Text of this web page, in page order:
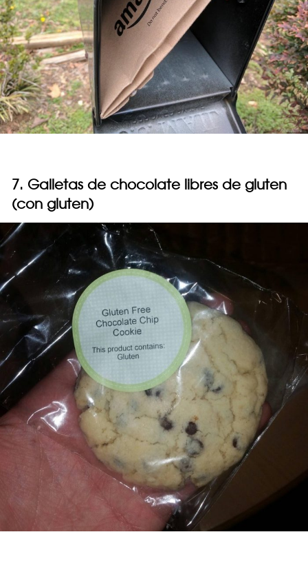
7. Galletas de chocolate libres de gluten
(con gluten)